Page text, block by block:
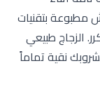
مطبوعة بتقنيات
الزجاج طبيعي
نقية تماماً